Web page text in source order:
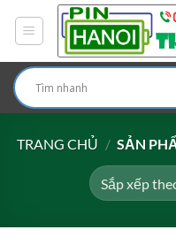
dung
TRANG CHỦ / SẢN